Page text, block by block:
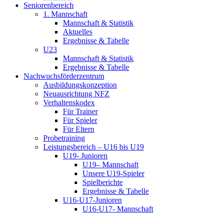
Seniorenbereich
1. Mannschaft
Mannschaft & Statistik
Aktuelles
Ergebnisse & Tabelle
U23
Mannschaft & Statistik
Ergebnisse & Tabelle
Nachwuchsförderzentrum
Ausbildungskonzeption
Neuausrichtung NFZ
Verhaltenskodex
Für Trainer
Für Spieler
Für Eltern
Probetraining
Leistungsbereich – U16 bis U19
U19- Junioren
U19– Mannschaft
Unsere U19-Spieler
Spielberichte
Ergebnisse & Tabelle
U16-U17-Junioren
U16-U17- Mannschaft